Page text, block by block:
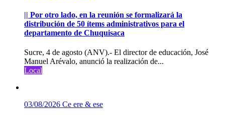
|| Por otro lado, en la reunión se formalizará la
distribución de 50 ítems administrativos para el
departamento de Chuquisaca
Sucre, 4 de agosto (ANV).- El director de educación, José
Manuel Arévalo, anunció la realización de...
Local
03/08/2026 Ce ere & ese